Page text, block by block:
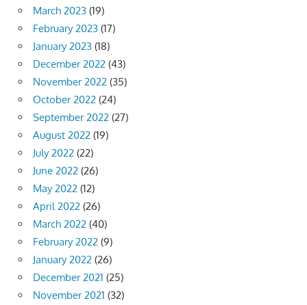
March 2023 (19)
February 2023 (17)
January 2023 (18)
December 2022 (43)
November 2022 (35)
October 2022 (24)
September 2022 (27)
August 2022 (19)
July 2022 (22)
June 2022 (26)
May 2022 (12)
April 2022 (26)
March 2022 (40)
February 2022 (9)
January 2022 (26)
December 2021 (25)
November 2021 (32)